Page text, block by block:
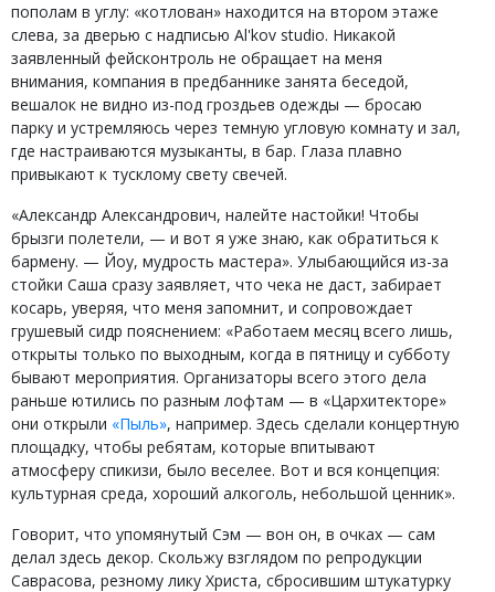
пополам в углу: «котлован» находится на втором этаже
слева, за дверью с надписью Al'kov studio. Никакой
заявленный фейсконтроль не обращает на меня
внимания, компания в предбаннике занята беседой,
вешалок не видно из-под гроздьев одежды — бросаю
парку и устремляюсь через темную угловую комнату и зал,
где настраиваются музыканты, в бар. Глаза плавно
привыкают к тусклому свету свечей.
«Александр Александрович, налейте настойки! Чтобы
брызги полетели, — и вот я уже знаю, как обратиться к
бармену. — Йоу, мудрость мастера». Улыбающийся из-за
стойки Саша сразу заявляет, что чека не даст, забирает
косарь, уверяя, что меня запомнит, и сопровождает
грушевый сидр пояснением: «Работаем месяц всего лишь,
открыты только по выходным, когда в пятницу и субботу
бывают мероприятия. Организаторы всего этого дела
раньше ютились по разным лофтам — в «Цархитекторе»
они открыли «Пыль», например. Здесь сделали концертную
площадку, чтобы ребятам, которые впитывают
атмосферу спикизи, было веселее. Вот и вся концепция:
культурная среда, хороший алкоголь, небольшой ценник».
Говорит, что упомянутый Сэм — вон он, в очках — сам
делал здесь декор. Скольжу взглядом по репродукции
Саврасова, резному лику Христа, сбросившим штукатурку